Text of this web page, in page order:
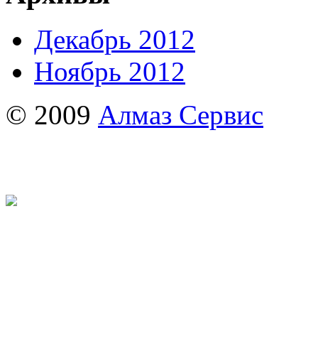
Декабрь 2012
Ноябрь 2012
© 2009 Алмаз Сервис